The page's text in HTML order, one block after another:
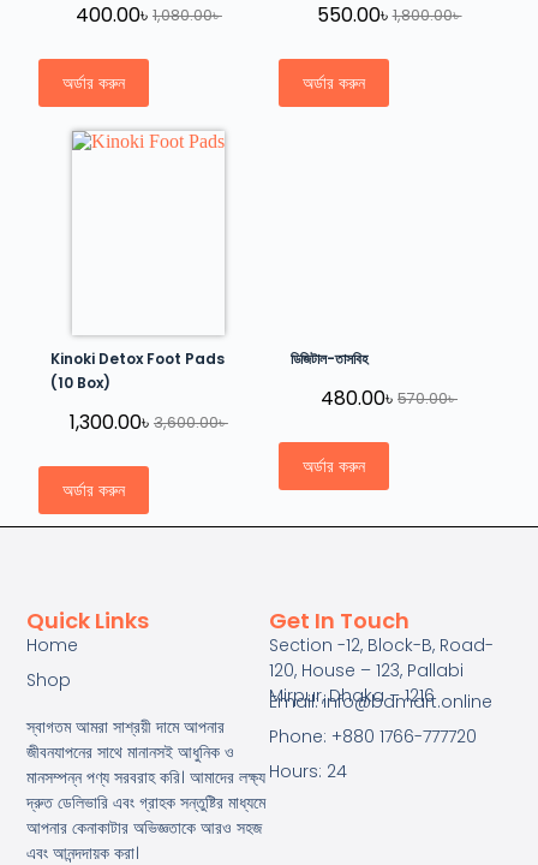
1,080.00৳
400.00৳
অর্ডার করুন
1,800.00৳
550.00৳
অর্ডার করুন
Kinoki Detox Foot Pads
(10 Box)
3,600.00৳
1,300.00৳
অর্ডার করুন
ডিজিটাল-তাসবিহ
570.00৳
480.00৳
অর্ডার করুন
Quick Links
Home
Shop
স্বাগতম আমরা সাশ্রয়ী দামে আপনার
জীবনযাপনের সাথে মানানসই আধুনিক ও
মানসম্পন্ন পণ্য সরবরাহ করি। আমাদের লক্ষ্য
দ্রুত ডেলিভারি এবং গ্রাহক সন্তুষ্টির মাধ্যমে
আপনার কেনাকাটার অভিজ্ঞতাকে আরও সহজ
এবং আনন্দদায়ক করা।
Get In Touch
Section -12, Block-B, Road-
120, House – 123, Pallabi
Mirpur, Dhaka – 1216
Email: info@bdmart.online
Phone: +880 1766-777720
Hours: 24